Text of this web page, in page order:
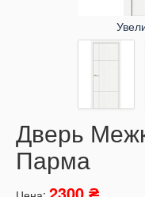
Дверь
Парма